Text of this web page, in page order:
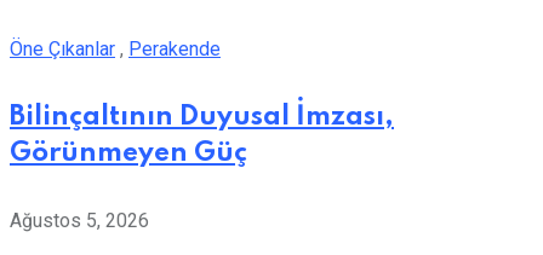
Öne Çıkanlar , Perakende
Bilinçaltının Duyusal İmzası,
Görünmeyen Güç
Ağustos 5, 2026